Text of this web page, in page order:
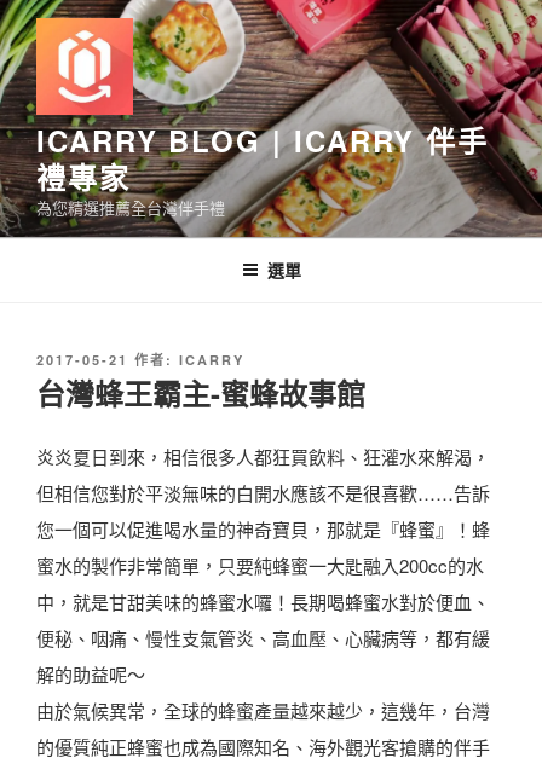
跳
至
主
要
內
容
ICARRY BLOG | ICARRY 伴手
禮專家
為您精選推薦全台灣伴手禮
選單
發
佈
於
2017-05-21 作者: ICARRY
台灣蜂王霸主-蜜蜂故事館
炎炎夏日到來，相信很多人都狂買飲料、狂灌水來解渴，
但相信您對於平淡無味的白開水應該不是很喜歡……告訴
您一個可以促進喝水量的神奇寶貝，那就是『蜂蜜』！蜂
蜜水的製作非常簡單，只要純蜂蜜一大匙融入200cc的水
中，就是甘甜美味的蜂蜜水囉！長期喝蜂蜜水對於便血、
便秘、咽痛、慢性支氣管炎、高血壓、心臟病等，都有緩
解的助益呢～
由於氣候異常，全球的蜂蜜產量越來越少，這幾年，台灣
的優質純正蜂蜜也成為國際知名、海外觀光客搶購的伴手